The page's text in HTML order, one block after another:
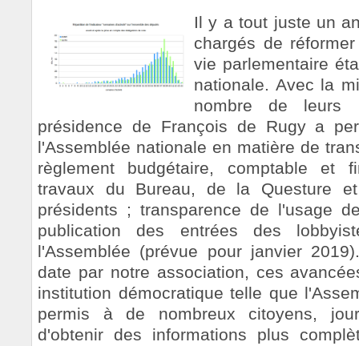
Il y a tout juste un
chargés de
vie parlementaire
nationale. Avec la
nombre de leurs
présidence de François de Rugy a
l'Assemblée nationale en matière de
règlement budgétaire, comptable et
travaux du Bureau, de la Questure
présidents ; transparence de l'usage
publication des entrées des
l'Assemblée (prévue pour janvier
date par notre association, ces
institution démocratique telle que
permis à de nombreux citoyens,
d'obtenir des informations plus